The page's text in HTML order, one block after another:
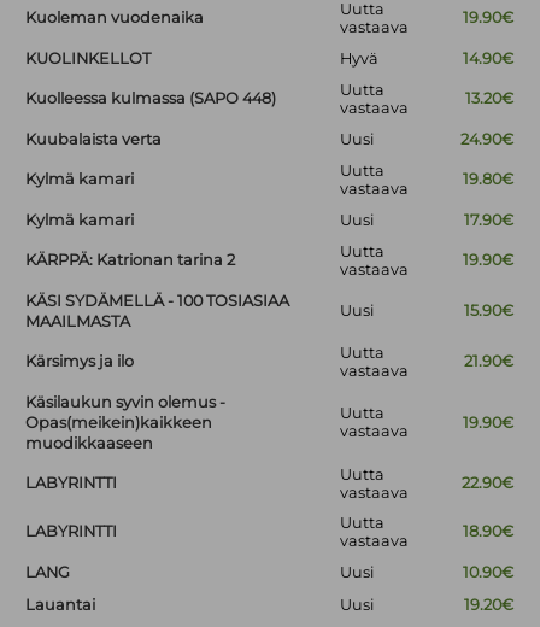
Kuoleman vuodenaika
Uutta
vastaava
19.90€
KUOLINKELLOT Hyvä 14.90€
Kuolleessa kulmassa (SAPO 448)
Uutta
vastaava
13.20€
Kuubalaista verta Uusi 24.90€
Kylmä kamari
Uutta
vastaava
19.80€
Kylmä kamari Uusi 17.90€
KÄRPPÄ: Katrionan tarina 2
Uutta
vastaava
19.90€
KÄSI SYDÄMELLÄ - 100 TOSIASIAA
MAAILMASTA
Uusi 15.90€
Kärsimys ja ilo
Uutta
vastaava
21.90€
Käsilaukun syvin olemus -
Opas(meikein)kaikkeen
muodikkaaseen
Uutta
vastaava
19.90€
LABYRINTTI
Uutta
vastaava
22.90€
LABYRINTTI
Uutta
vastaava
18.90€
LANG Uusi
10.90€
Lauantai
Uusi
19.20€